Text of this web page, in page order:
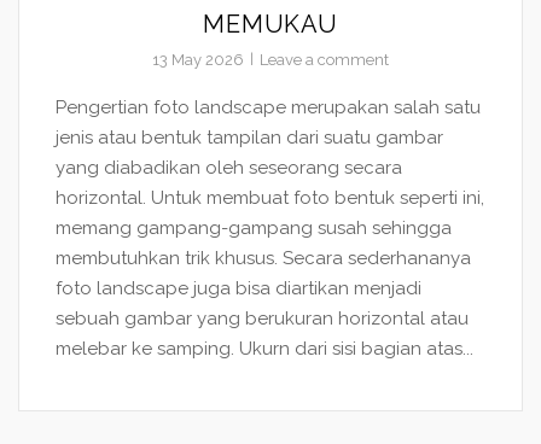
MEMUKAU
13 May 2026 Leave a comment
Pengertian foto landscape merupakan salah satu
jenis atau bentuk tampilan dari suatu gambar
yang diabadikan oleh seseorang secara
horizontal. Untuk membuat foto bentuk seperti ini,
memang gampang-gampang susah sehingga
membutuhkan trik khusus. Secara sederhananya
foto landscape juga bisa diartikan menjadi
sebuah gambar yang berukuran horizontal atau
melebar ke samping. Ukurn dari sisi bagian atas...